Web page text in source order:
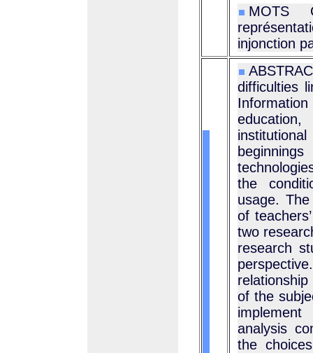
MOTS
injonction
difficulties
the
usage.
of
two
research
of the
analysis
the